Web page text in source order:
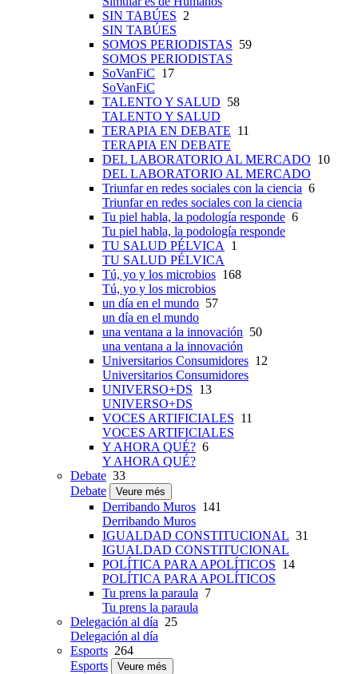
SIN TABÚES 2
SIN TABÚES
SOMOS PERIODISTAS 59
SOMOS PERIODISTAS
SoVanFiC 17
SoVanFiC
TALENTO Y SALUD 58
TALENTO Y SALUD
TERAPIA EN DEBATE 11
TERAPIA EN DEBATE
DEL LABORATORIO AL MERCADO 10
DEL LABORATORIO AL MERCADO
Triunfar en redes sociales con la ciencia 6
Triunfar en redes sociales con la ciencia
Tu piel habla, la podología responde 6
Tu piel habla, la podología responde
TU SALUD PÉLVICA
1
TU SALUD PÉLVICA
Tú, yo y los microbios 168
Tú, yo y los microbios
un día en el mundo 57
un día en el mundo
una ventana a la innovación 50
una ventana a la innovación
Universitarios Consumidores 12
Universitarios Consumidores
UNIVERSO+DS 13
UNIVERSO+DS
VOCES ARTIFICIALES 11
VOCES ARTIFICIALES
Y AHORA QUÉ? 6
Y AHORA QUÉ?
Debate 33
Debate
Veure més
Derribando Muros 141
Derribando Muros
IGUALDAD CONSTITUCIONAL 31
IGUALDAD CONSTITUCIONAL
POLÍTICA PARA APOLÍTICOS 14
POLÍTICA PARA APOLÍTICOS
Tu prens la paraula 7
Tu prens la paraula
Delegación al día 25
Delegación al día
Esports 264
Esports
Veure més